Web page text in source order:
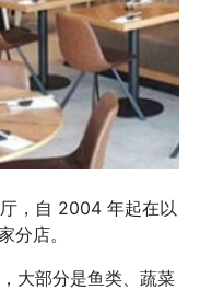
，自 2004 年起在以
分店。
大部分是鱼类、蔬菜